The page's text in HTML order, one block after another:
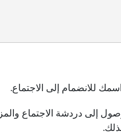
للانضمام إلى الاجتماع.
إلى دردشة الاجتماع